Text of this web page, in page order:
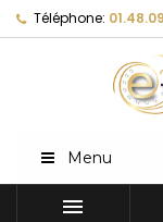
Téléphone:
Menu
